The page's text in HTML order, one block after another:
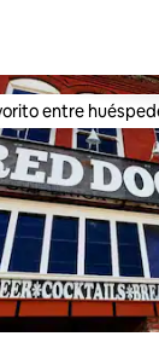
entre
entre